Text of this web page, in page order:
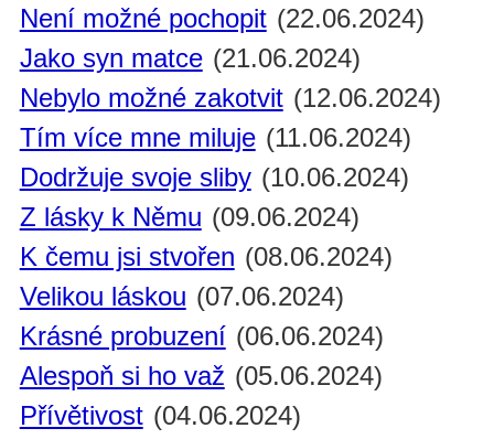
Není možné pochopit (22.06.2024)
Jako syn matce (21.06.2024)
Nebylo možné zakotvit (12.06.2024)
Tím více mne miluje (11.06.2024)
Dodržuje svoje sliby (10.06.2024)
Z lásky k Němu (09.06.2024)
K čemu jsi stvořen (08.06.2024)
Velikou láskou (07.06.2024)
Krásné probuzení (06.06.2024)
Alespoň si ho važ (05.06.2024)
Přívětivost (04.06.2024)